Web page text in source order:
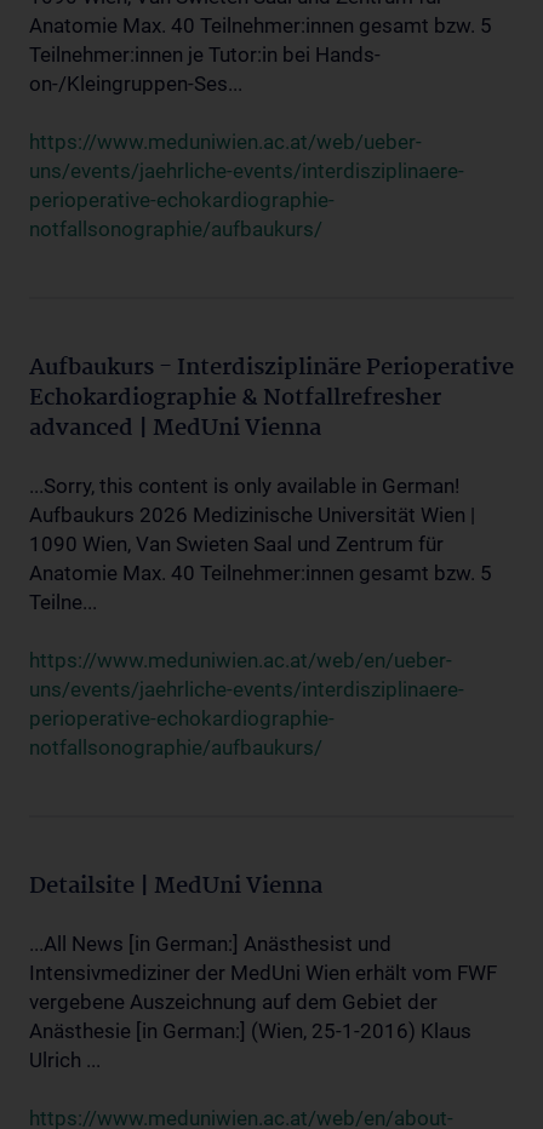
Anatomie Max. 40 Teilnehmer:innen gesamt bzw. 5
Teilnehmer:innen je Tutor:in bei Hands-
on-/Kleingruppen-Ses...
https://www.meduniwien.ac.at/web/ueber-
uns/events/jaehrliche-events/interdisziplinaere-
perioperative-echokardiographie-
notfallsonographie/aufbaukurs/
Aufbaukurs - Interdisziplinäre Perioperative
Echokardiographie & Notfallrefresher
advanced | MedUni Vienna
...Sorry, this content is only available in German!
Aufbaukurs 2026 Medizinische Universität Wien |
1090 Wien, Van Swieten Saal und Zentrum für
Anatomie Max. 40 Teilnehmer:innen gesamt bzw. 5
Teilne...
https://www.meduniwien.ac.at/web/en/ueber-
uns/events/jaehrliche-events/interdisziplinaere-
perioperative-echokardiographie-
notfallsonographie/aufbaukurs/
Detailsite | MedUni Vienna
...All News [in German:] Anästhesist und
Intensivmediziner der MedUni Wien erhält vom FWF
vergebene Auszeichnung auf dem Gebiet der
Anästhesie [in German:] (Wien, 25-1-2016) Klaus
Ulrich ...
https://www.meduniwien.ac.at/web/en/about-